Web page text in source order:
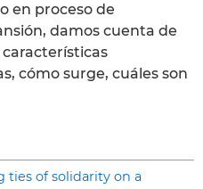
en proceso de
damos cuenta de
cómo surge, cuáles son
ties of solidarity on a